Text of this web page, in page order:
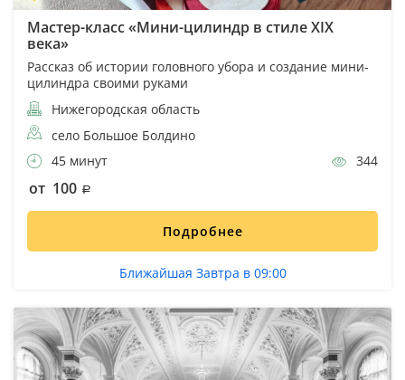
Мастер-класс «Мини-цилиндр в стиле XIX
века»
Рассказ об истории головного убора и создание мини-
цилиндра своими руками
Нижегородская область
село Большое Болдино
45 минут
344
от 100
Подробнее
Ближайшая Завтра в 09:00